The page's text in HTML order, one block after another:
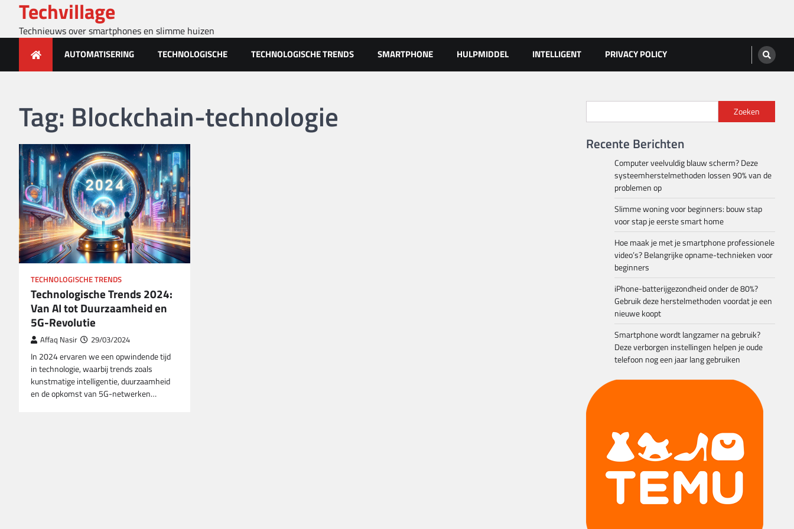
content
Techvillage
Technieuws over smartphones en slimme huizen
AUTOMATISERING TECHNOLOGISCHE TECHNOLOGISCHE TRENDS SMARTPHONE HULPMIDDEL INTELLIGENT PRIVACY POLICY
Tag: Blockchain-technologie
TECHNOLOGISCHE TRENDS
Technologische Trends 2024:
Van AI tot Duurzaamheid en
5G-Revolutie
Affaq Nasir 29/03/2024
In 2024 ervaren we een opwindende tijd
in technologie, waarbij trends zoals
kunstmatige intelligentie, duurzaamheid
en de opkomst van 5G-netwerken…
Zoeken
Recente Berichten
Computer veelvuldig blauw scherm? Deze
systeemherstelmethoden lossen 90% van de
problemen op
Slimme woning voor beginners: bouw stap
voor stap je eerste smart home
Hoe maak je met je smartphone professionele
video’s? Belangrijke opname-technieken voor
beginners
iPhone-batterijgezondheid onder de 80%?
Gebruik deze herstelmethoden voordat je een
nieuwe koopt
Smartphone wordt langzamer na gebruik?
Deze verborgen instellingen helpen je oude
telefoon nog een jaar lang gebruiken